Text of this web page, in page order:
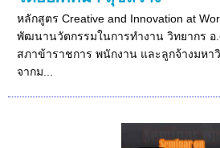
หลักสูตร Creative and Innovation at
พัฒนานวัตกรรมในการทำงาน วิทยากร อ
สภาข้าราชการ พนักงาน และลูกจ้างมหา
จากม...